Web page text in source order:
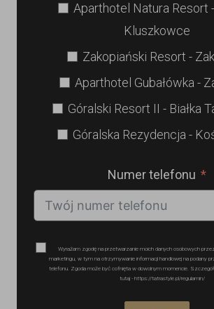
Aparthotel Natura Resort
Kluszkowce
Zakopiański Resort -
Aparthotel Gubałówka -
Góralski Resort II - Białka
Góralska Rezydencja -
Numer telefonu
Wyrażam zgodę na przetwarzanie moich danych osobowych
marketingu, w tym na otrzymywanie informacji handlowej na podany
telefonu. Zgoda może być cofnięta w dowolnym momencie.
tutaj - https://tatrastyle.pl/regulamin/